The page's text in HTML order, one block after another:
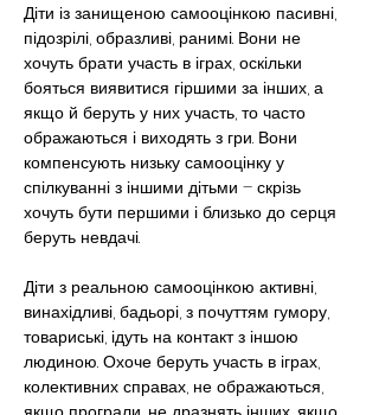
Діти із занищеною самооцінкою пасивні,
підозрілі, образливі, ранимі. Вони не
хочуть брати участь в іграх, оскільки
бояться виявитися гіршими за інших, а
якщо й беруть у них участь, то часто
ображаються і виходять з гри. Вони
компенсують низьку самооцінку у
спілкуванні з іншими дітьми – скрізь
хочуть бути першими і близько до серця
беруть невдачі.
Діти з реальною самооцінкою активні,
винахідливі, бадьорі, з почуттям гумору,
товариські, ідуть на контакт з іншою
людиною. Охоче беруть участь в іграх,
колективних справах, не ображаються,